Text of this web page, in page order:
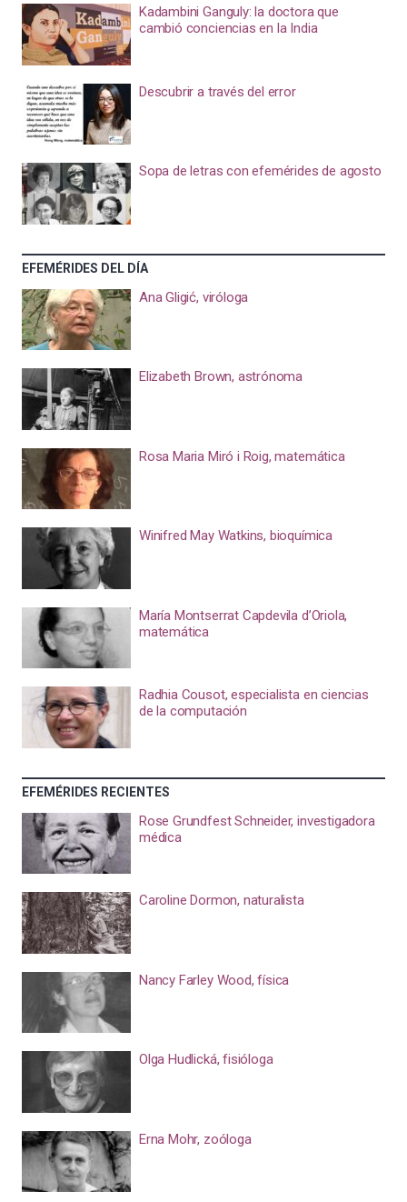
Kadambini Ganguly: la doctora que
cambió conciencias en la India
Descubrir a través del error
Sopa de letras con efemérides de agosto
EFEMÉRIDES DEL DÍA
Ana Gligić, viróloga
Elizabeth Brown, astrónoma
Rosa Maria Miró i Roig, matemática
Winifred May Watkins, bioquímica
María Montserrat Capdevila d’Oriola,
matemática
Radhia Cousot, especialista en ciencias
de la computación
EFEMÉRIDES RECIENTES
Rose Grundfest Schneider, investigadora
médica
Caroline Dormon, naturalista
Nancy Farley Wood, física
Olga Hudlická, fisióloga
Erna Mohr, zoóloga